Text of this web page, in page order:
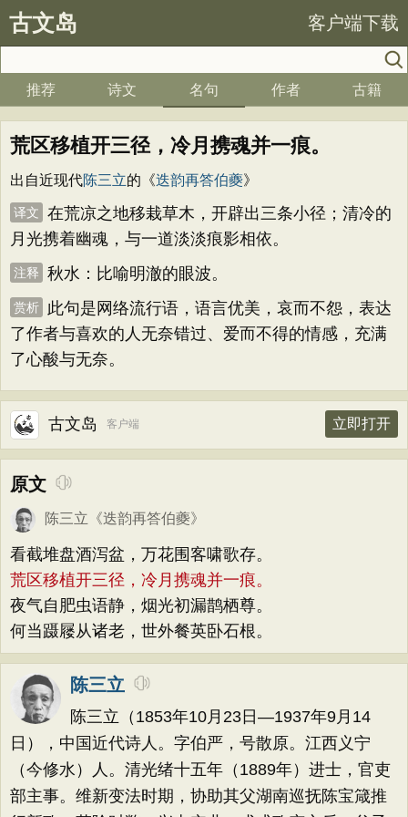
古文岛 客户端下载
推荐 诗文 名句 作者 古籍
荒区移植开三径，冷月携魂并一痕。
出自近现代陈三立的《迭韵再答伯夔》
译文
在荒凉之地移栽草木，开辟出三条小径；清冷的
月光携着幽魂，与一道淡淡痕影相依。
注释 秋水：比喻明澈的眼波。
赏析
此句是网络流行语，语言优美，哀而不怨，表达
了作者与喜欢的人无奈错过、爱而不得的情感，充满
了心酸与无奈。
古文岛 客户端 立即打开
原文
陈三立 《迭韵再答伯夔》
看截堆盘酒泻盆，万花围客啸歌存。
荒区移植开三径，冷月携魂并一痕。
夜气自肥虫语静，烟光初漏鹊栖尊。
何当蹑屦从诸老，世外餐英卧石根。
陈三立
陈三立（1853年10月23日—1937年9月14
日），中国近代诗人。字伯严，号散原。江西义宁
（今修水）人。清光绪十五年（1889年）进士，官吏
部主事。维新变法时期，协助其父湖南巡抚陈宝箴推